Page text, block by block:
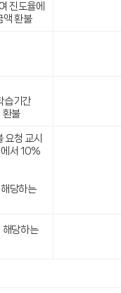
진도율에
액 환불
습기간
환불
요청 교시
서 10%
당하는
해당하는